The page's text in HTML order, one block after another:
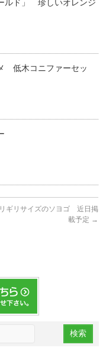
ルド」 珍しいオレンジ
低木コニファーセッ
ギリサイズのソヨゴ 近日掲
載予定 →